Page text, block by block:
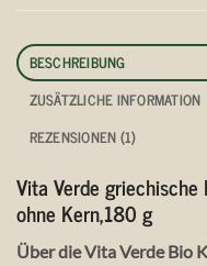
BESCHREIBUNG
ZUSÄTZLICHE INFORMATION
REZENSIONEN (1)
Vita Verde
ohne Kern,180 g
Über die Vita Verde Bio